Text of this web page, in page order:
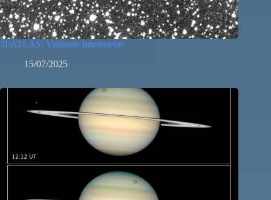
3I/ATLAS: Visitante Interestelar
15/07/2025